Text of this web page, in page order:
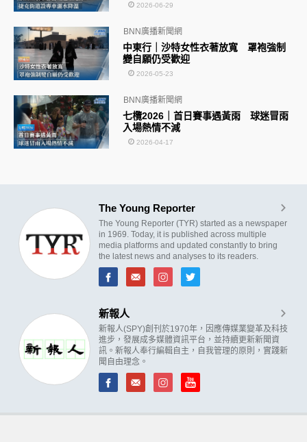
2026-06-29
中東行｜沙特女性衣著放寬 罩袍強制
變自願仍受歡迎
BNN廣播新聞網
2026-05-23
七欖2026｜首日賽事遇黃雨 球迷冒雨
入場熱情不減
BNN廣播新聞網
2026-04-17
The Young Reporter
The Young Reporter (TYR) started as a newspaper
in 1969. Today, it is published across multiple
media platforms and updated constantly to bring
the latest news and analyses to its readers.
新報人
新報人(SPY)創刊於1970年，因應傳媒業變革及科技
進步，發展成多媒體資訊平台，並持續更新新聞資
訊。新報人奉行編輯自主，自我管理的原則，實踐新
聞自由理念。